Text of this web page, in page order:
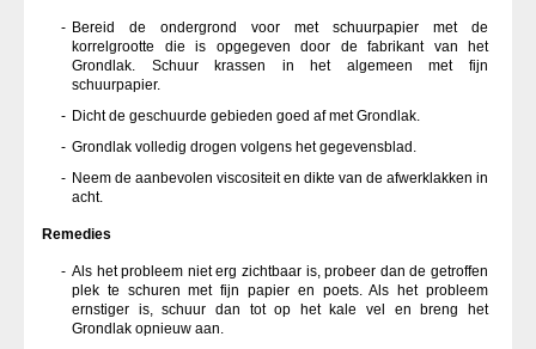
Bereid de ondergrond voor met schuurpapier met de
korrelgrootte die is opgegeven door de fabrikant van het
Grondlak. Schuur krassen in het algemeen met fijn
schuurpapier.
Dicht de geschuurde gebieden goed af met Grondlak.
Grondlak volledig drogen volgens het gegevensblad.
Neem de aanbevolen viscositeit en dikte van de afwerklakken in
acht.
Remedies
Als het probleem niet erg zichtbaar is, probeer dan de getroffen
plek te schuren met fijn papier en poets. Als het probleem
ernstiger is, schuur dan tot op het kale vel en breng het
Grondlak opnieuw aan.